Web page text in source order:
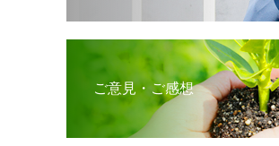
ご意見・ご感想